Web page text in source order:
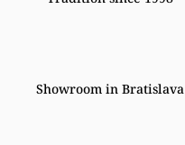
Showroom in Bratislava